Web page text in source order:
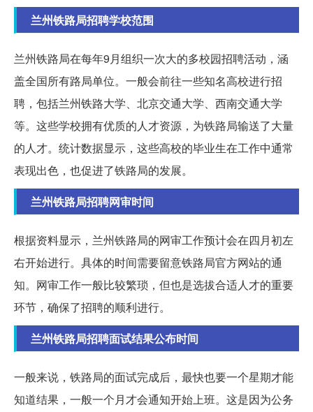
兰州铁路局招聘学校范围
兰州铁路局在每年9月组织一次大的多校园招聘活动，涵
盖全国所有路局单位。一般会前往一些知名高校进行招
聘，包括兰州铁路大学、北京交通大学、西南交通大学
等。这些学校拥有优质的人才资源，为铁路局输送了大量
的人才。统计数据显示，这些高校的毕业生在工作中通常
表现出色，也促进了铁路局的发展。
兰州铁路局招聘网审时间
根据资料显示，兰州铁路局的网审工作预计会在四月初左
右开始进行。具体的时间需要留意铁路局官方网站的通
知。网审工作一般比较繁琐，但也是选拔合适人才的重要
环节，确保了招聘的顺利进行。
兰州铁路局招聘面试结果公布时间
一般来说，铁路局的面试完成后，最快也要一个星期才能
知道结果，一般一个月才会通知开始上班。这是因为公务